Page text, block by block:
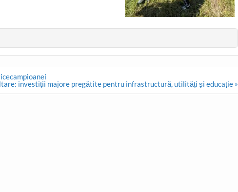
investiții majore pregătite pentru infrastructură, utilități și educație »